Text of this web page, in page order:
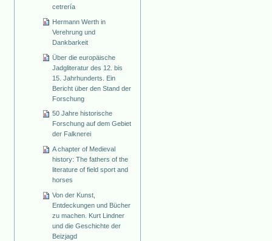
cetrería
Hermann Werth in
Verehrung und
Dankbarkeit
Über die europäische
Jadgliteratur des 12. bis
15. Jahrhunderts. Ein
Bericht über den Stand der
Forschung
50 Jahre historische
Forschung auf dem Gebiet
der Falknerei
A chapter of Medieval
history: The fathers of the
literature of field sport and
horses
Von der Kunst,
Entdeckungen und Bücher
zu machen. Kurt Lindner
und die Geschichte der
Beizjagd